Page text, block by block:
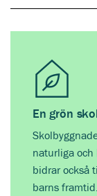
Läs med om
En grön
naturliga
bidrar också
barns framtid.